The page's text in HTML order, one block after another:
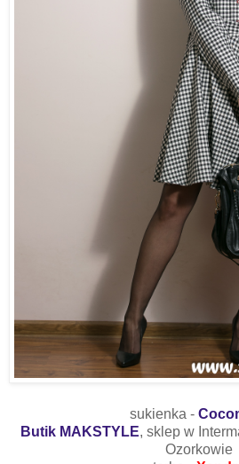
sukienka -
Butik MAKSTYLE, sklep w
Ozorkowie